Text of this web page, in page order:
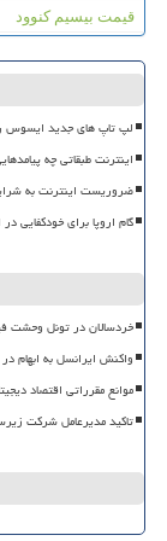
قیمت بیسیم کنوود
لپ تاپ های جدید ایسوس
اینترنت طبقاتی چه
ضروریست اینترنت به
گام اروپا برای خودکفایی
خردسالان در تونل وحشت
واکنش ایرانسل به ابهام
موانع مقرراتی اقتصاد
تاکید مدیرعامل شرکت